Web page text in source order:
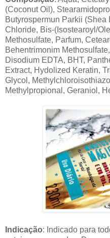
(Coconut Oil),
Butyrospermun Parkii
Chloride, Bis-(Isostearoyl/
Methosulfate, Parfum,
Behentrimonim
Disodium EDTA, BHT,
Extract, Hydolized Keratin,
Glycol,
Methylpropional, Geraniol,
Indicação: Indicado para